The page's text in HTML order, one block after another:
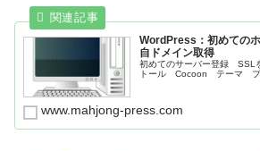
WordPress：初めての
自ドメイン取得
初めてのサーバー登録 SSL
トール Cocoon テーマ プ
www.mahjong-press.com